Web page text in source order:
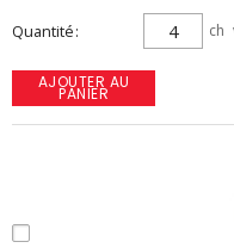
Quantité ch
AJOUTER AU
PANIER